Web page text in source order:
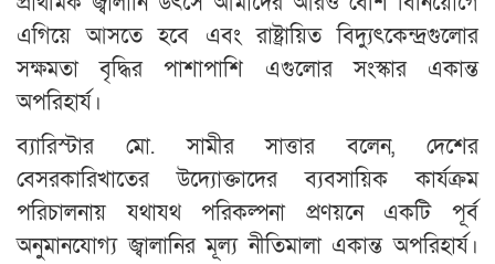
এগিয়ে আসতে হবে এবং রাষ্ট্রায়িত বিদ্যুৎকেন্দ্রগুলোর
সক্ষমতা বৃদ্ধির পাশাপাশি এগুলোর সংস্কার একান্ত
অপরিহার্য।
ব্যারিস্টার মো. সামীর সাত্তার বলেন, দেশের
বেসরকারিখাতের উদ্যোক্তাদের ব্যবসায়িক কার্যক্রম
পরিচালনায় যথাযথ পরিকল্পনা প্রণয়নে একটি পূর্ব
অনুমানযোগ্য জ্বালানির মূল্য নীতিমালা একান্ত অপরিহার্য।